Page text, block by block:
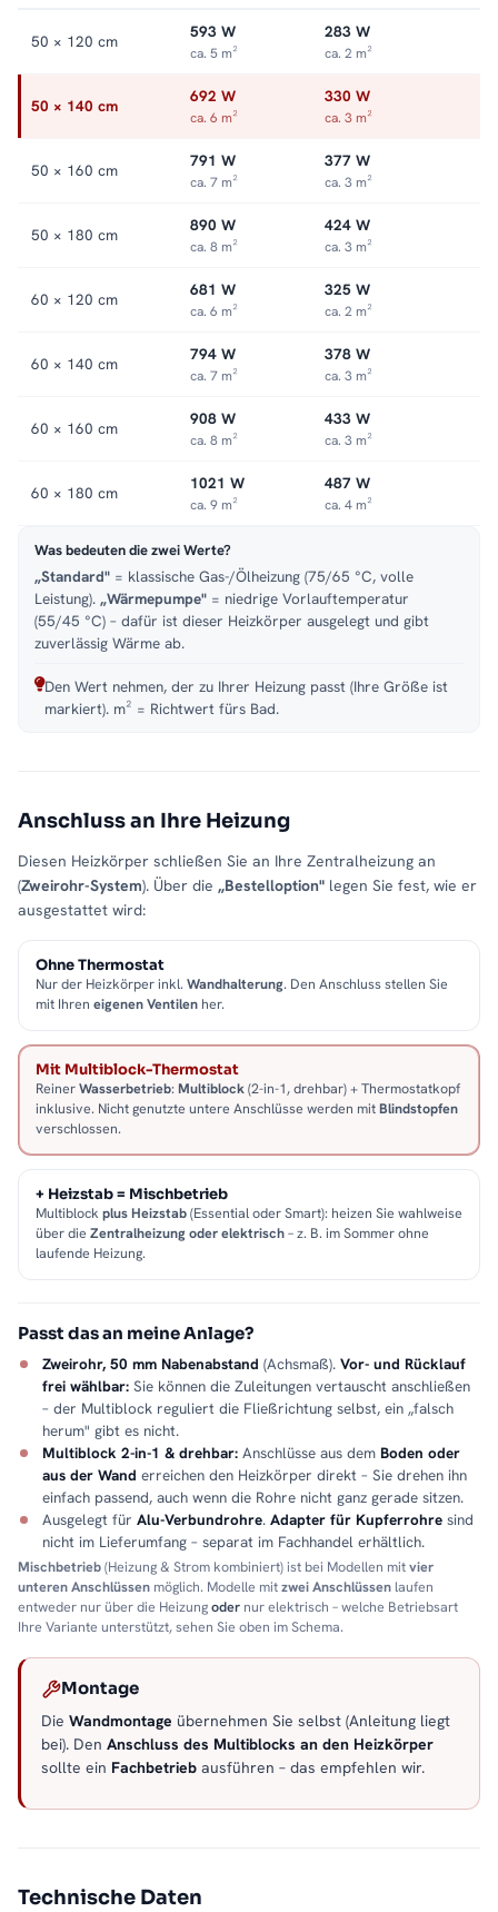
50 × 120 cm 593 W
ca. 5 m²
283 W
ca. 2 m²
50 × 140 cm 692 W
ca. 6 m²
330 W
ca. 3 m²
50 × 160 cm 791 W
ca. 7 m²
377 W
ca. 3 m²
50 × 180 cm 890 W
ca. 8 m²
424 W
ca. 3 m²
60 × 120 cm 681 W
ca. 6 m²
325 W
ca. 2 m²
60 × 140 cm 794 W
ca. 7 m²
378 W
ca. 3 m²
60 × 160 cm 908 W
ca. 8 m²
433 W
ca. 3 m²
60 × 180 cm 1021 W
ca. 9 m²
487 W
ca. 4 m²
Was bedeuten die zwei Werte?
„Standard" = klassische Gas-/Ölheizung (75/65 °C, volle
Leistung). „Wärmepumpe" = niedrige Vorlauftemperatur
(55/45 °C) – dafür ist dieser Heizkörper ausgelegt und gibt
zuverlässig Wärme ab.
Den Wert nehmen, der zu Ihrer Heizung passt (Ihre Größe ist
markiert). m² = Richtwert fürs Bad.
Anschluss an Ihre Heizung
Diesen Heizkörper schließen Sie an Ihre Zentralheizung an
(Zweirohr-System). Über die „Bestelloption" legen Sie fest, wie er
ausgestattet wird:
Ohne Thermostat
Nur der Heizkörper inkl. Wandhalterung. Den Anschluss stellen Sie
mit Ihren eigenen Ventilen her.
Mit Multiblock-Thermostat
ReinerWasserbetrieb: Multiblock(2-in-1, drehbar) + Thermostatkopf
inklusive. Nicht genutzte untere Anschlüsse werden mitBlindstopfen
verschlossen.
+ Heizstab = Mischbetrieb
Multiblock plus Heizstab(Essential oder Smart): heizen Sie wahlweise
über die Zentralheizung oder elektrisch– z. B. im Sommer ohne
laufende Heizung.
Passt das an meine Anlage?
Zweirohr, 50 mm Nabenabstand (Achsmaß). Vor- und Rücklauf
frei wählbar: Sie können die Zuleitungen vertauscht anschließen
– der Multiblock reguliert die Fließrichtung selbst, ein „falsch
herum" gibt es nicht.
Multiblock 2-in-1 & drehbar: Anschlüsse aus dem Boden oder
aus der Wand erreichen den Heizkörper direkt – Sie drehen ihn
einfach passend, auch wenn die Rohre nicht ganz gerade sitzen.
Ausgelegt für Alu-Verbundrohre. Adapter für Kupferrohre sind
nicht im Lieferumfang – separat im Fachhandel erhältlich.
Mischbetrieb(Heizung & Strom kombiniert) ist bei Modellen mitvier
unteren Anschlüssen möglich. Modelle mitzwei Anschlüssen laufen
entweder nur über die Heizungoder nur elektrisch – welche Betriebsart
Ihre Variante unterstützt, sehen Sie oben im Schema.
Montage
Die Wandmontage übernehmen Sie selbst (Anleitung liegt
bei). Den Anschluss des Multiblocks an den Heizkörper
sollte ein Fachbetrieb ausführen – das empfehlen wir.
Technische Daten